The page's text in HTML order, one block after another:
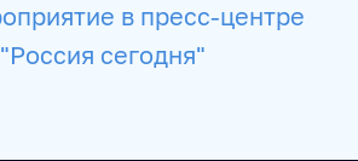
в пресс-центре
сегодня"